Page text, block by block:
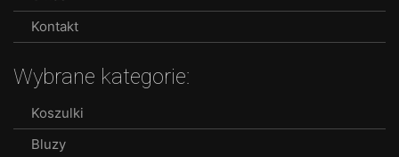
Kontakt
Wybrane kategorie:
Koszulki
Bluzy